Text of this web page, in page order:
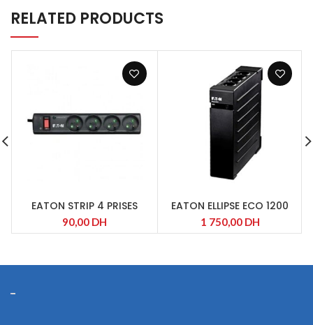
RELATED PRODUCTS
EATON STRIP 4 PRISES
90,00 DH
EATON ELLIPSE ECO 1200
USB
1 750,00 DH